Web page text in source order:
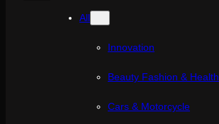
All
Innovation
Beauty Fashion & Health
Cars & Motorcycle